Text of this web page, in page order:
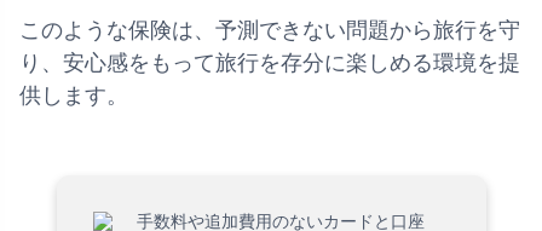
このような保険は、予測できない問題から旅行を守
り、安心感をもって旅行を存分に楽しめる環境を提
供します。